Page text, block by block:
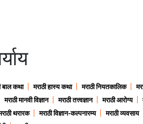
बाल कथा मराठी हास्य कथा मराठी नियतकालिक
मराठी मानवी विज्ञान मराठी तत्त्वज्ञान मराठी आरोग्य
थरारक मराठी विज्ञान-कल्पनारम्य मराठी व्यवसाय